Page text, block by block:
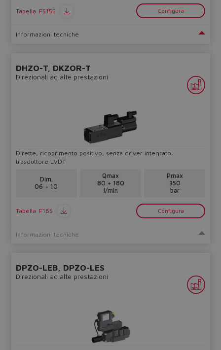
Do you want to leave the
The running selection will be
lost.
No
Tabella FS155 Configura
Informazioni tecniche
DHZO-T, DKZOR-T
Direzionali ad alte prestazioni
Dirette, ricoprimento positivo, senza driver integrato,
trasduttore LVDT
Dim.
06 ÷ 10
Qmax
80 ÷ 180
l/min
Pmax
350
bar
Tabella F165 Configura
Informazioni tecniche
DPZO-LEB, DPZO-LES
Direzionali ad alte prestazioni